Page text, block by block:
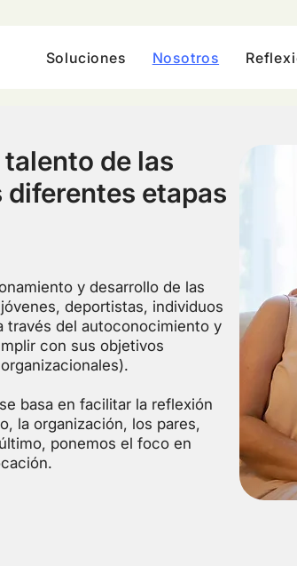
Soluciones Nosotros
de las
diferentes etapas
y desarrollo de las
deportistas, individuos
través del autoconocimiento y
con sus objetivos
basa en facilitar la reflexión
la organización, los pares,
ponemos el foco en